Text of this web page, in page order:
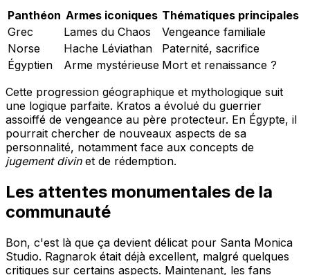
Panthéon Armes iconiques Thématiques principales
Grec
Lames du Chaos
Vengeance familiale
Norse
Hache Léviathan
Paternité, sacrifice
Égyptien
Arme mystérieuse Mort et renaissance ?
Cette progression géographique et mythologique suit
une logique parfaite. Kratos a évolué du guerrier
assoiffé de vengeance au père protecteur. En Égypte, il
pourrait chercher de nouveaux aspects de sa
personnalité, notamment face aux concepts de
jugement divinet de rédemption.
Les attentes monumentales de la
communauté
Bon, c'est là que ça devient délicat pour Santa Monica
Studio. Ragnarok était déjà excellent, malgré quelques
critiques sur certains aspects. Maintenant, les fans